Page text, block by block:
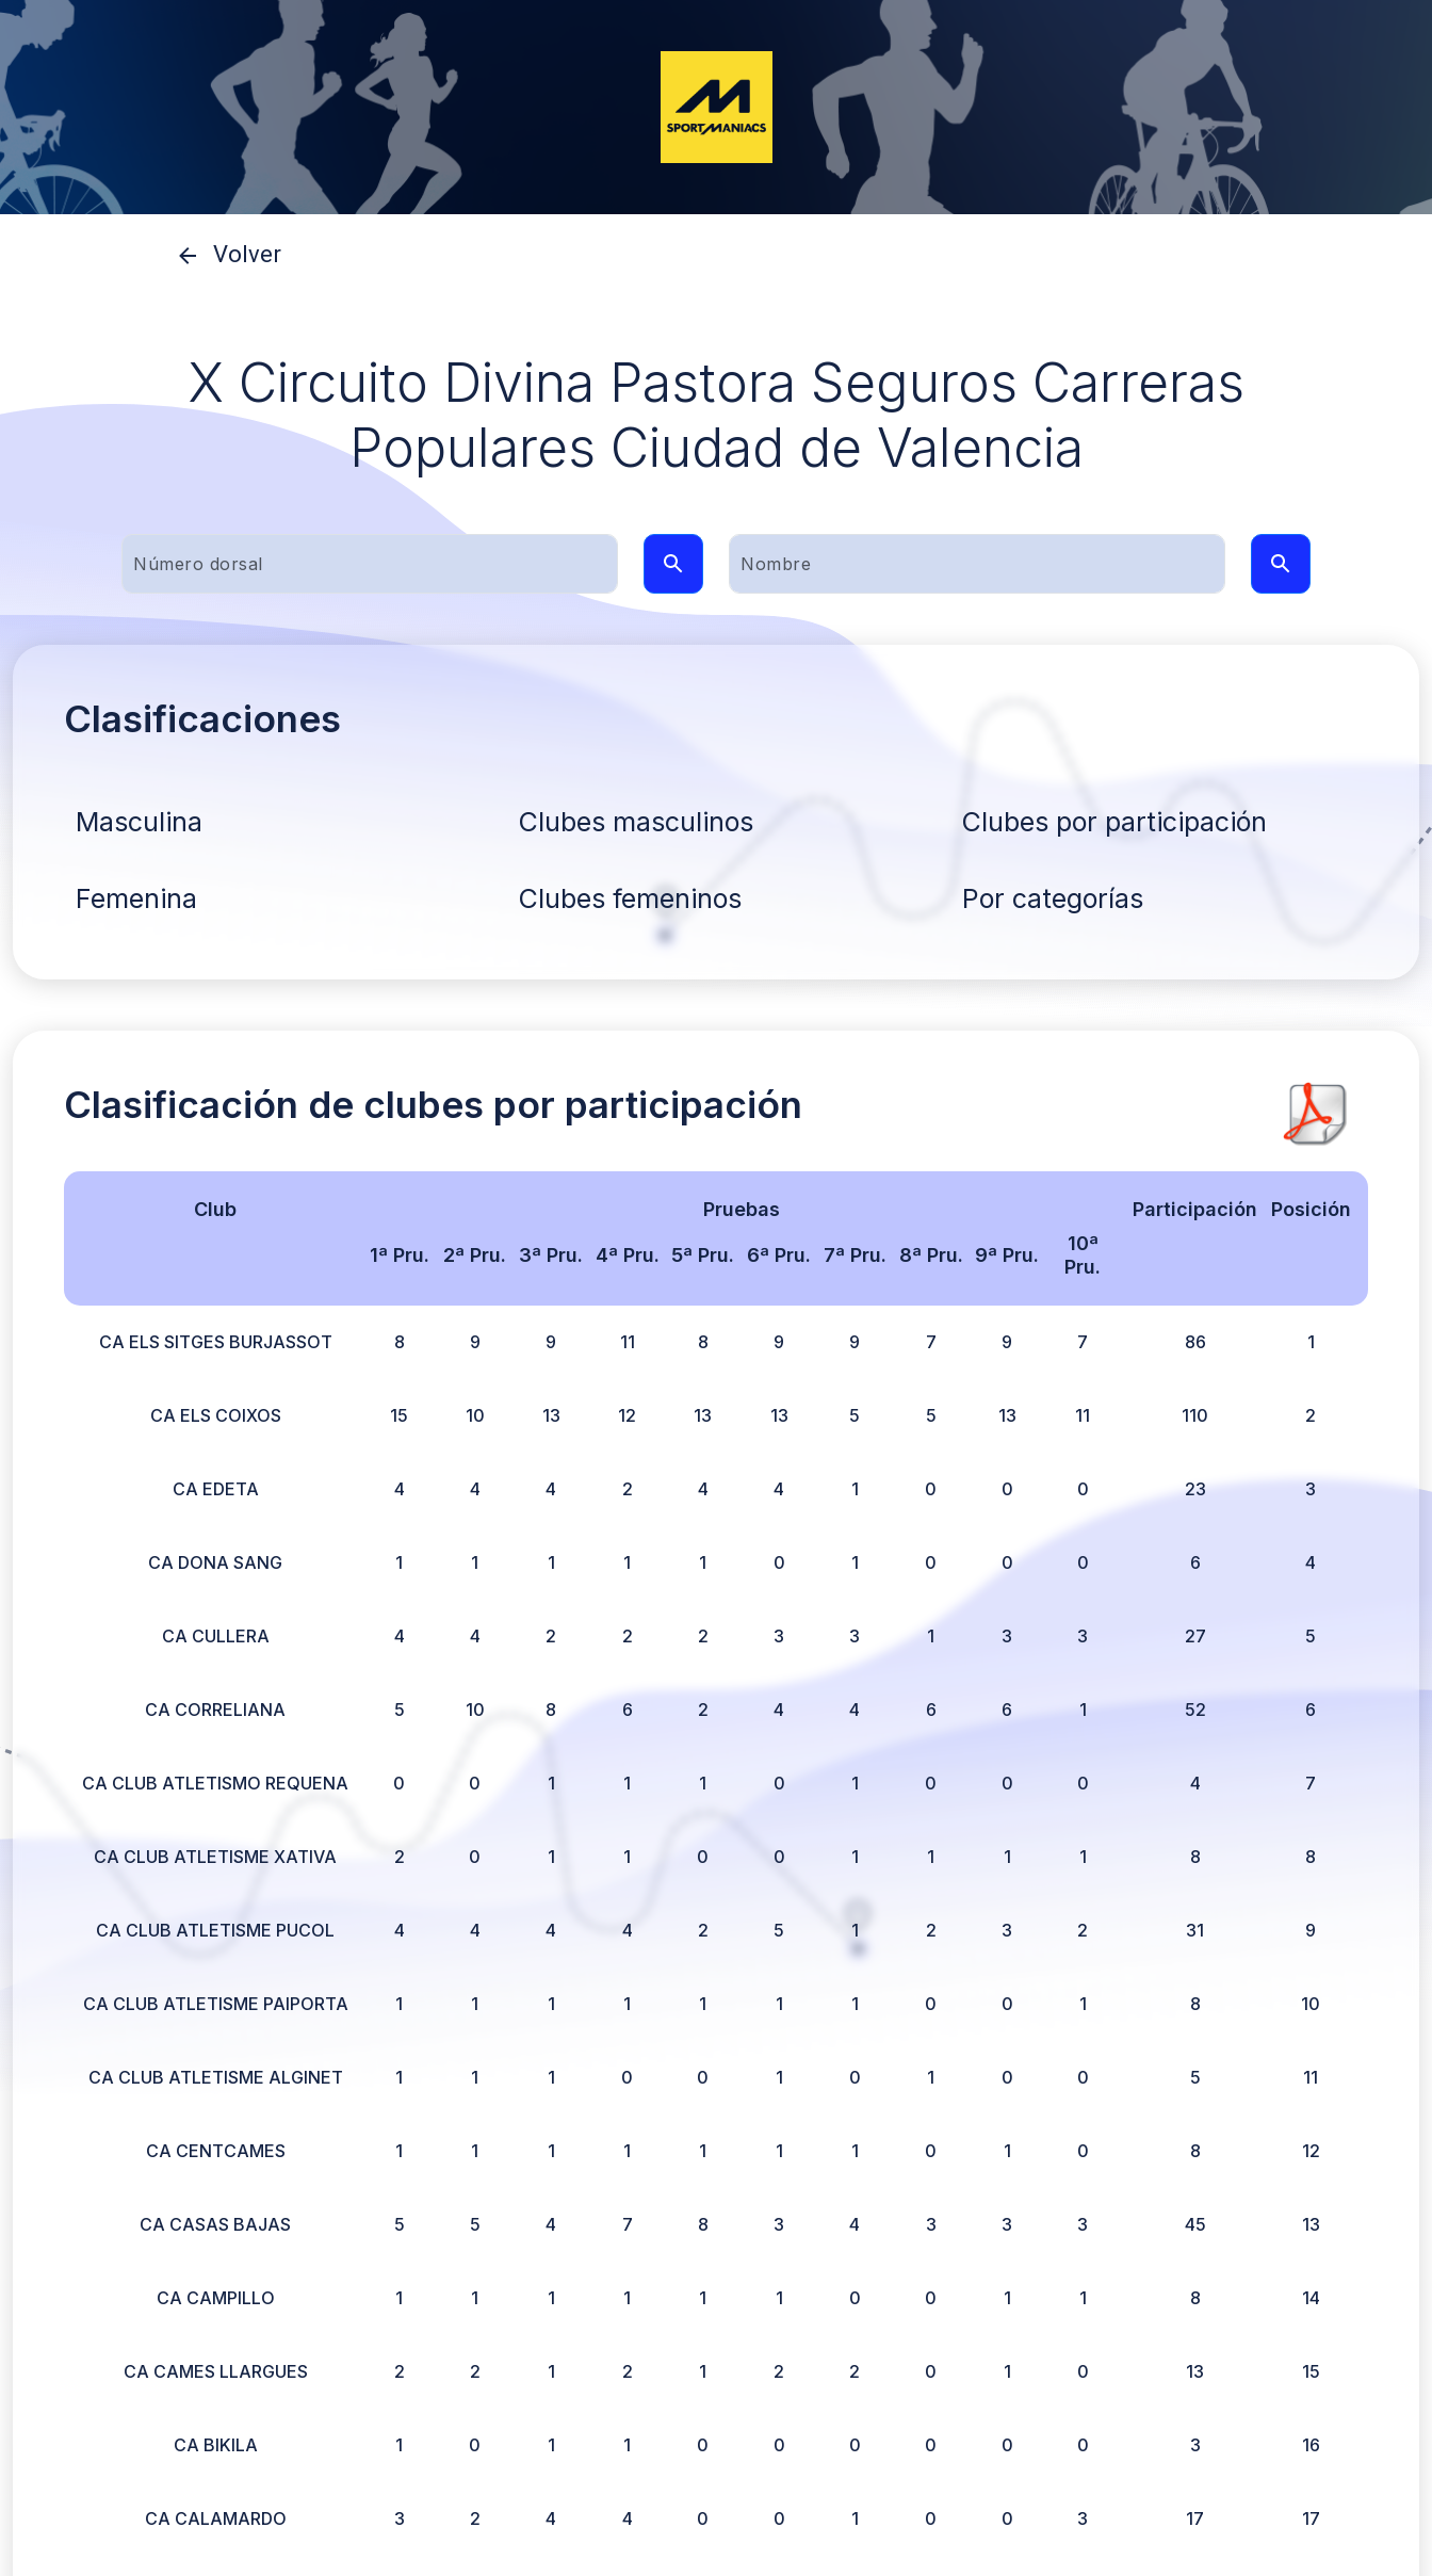
Volver
X Circuito Divina Pastora Seguros Carreras
Populares Ciudad de Valencia
Clasificaciones
Masculina Clubes masculinos Clubes por participación
Femenina Clubes femeninos Por categorías
Clasificación de clubes por participación
Club Pruebas
1ª Pru. 2ª Pru. 3ª Pru. 4ª Pru. 5ª Pru. 6ª Pru. 7ª Pru. 8ª Pru. 9ª Pru.
10ª
Pru.
Participación Posición
CA ELS SITGES BURJASSOT 8 9 9 11 8 9 9 7 9 7 86 1
CA ELS COIXOS 15 10 13 12 13 13 5 5 13 11 110 2
CA EDETA 4 4 4 2 4 4 1 0 0 0 23 3
CA DONA SANG 1 1 1 1 1 0 1 0 0 0 6 4
CA CULLERA 4 4 2 2 2 3 3 1 3 3 27 5
CA CORRELIANA 5 10 8 6 2 4 4 6 6 1 52 6
CA CLUB ATLETISMO REQUENA 0 0 1 1 1 0 1 0 0 0 4 7
CA CLUB ATLETISME XATIVA 2 0 1 1 0 0 1 1 1 1 8 8
CA CLUB ATLETISME PUCOL 4 4 4 4 2 5 1 2 3 2 31 9
CA CLUB ATLETISME PAIPORTA 1 1 1 1 1 1 1 0 0 1 8 10
CA CLUB ATLETISME ALGINET 1 1 1 0 0 1 0 1 0 0 5 11
CA CENTCAMES 1 1 1 1 1 1 1 0 1 0 8 12
CA CASAS BAJAS 5 5 4 7 8 3 4 3 3 3 45 13
CA CAMPILLO 1 1 1 1 1 1 0 0 1 1 8 14
CA CAMES LLARGUES 2 2 1 2 1 2 2 0 1 0 13 15
CA BIKILA 1 0 1 1 0 0 0 0 0 0 3 16
CA CALAMARDO 3 2 4 4 0 0 1 0 0 3 17 17